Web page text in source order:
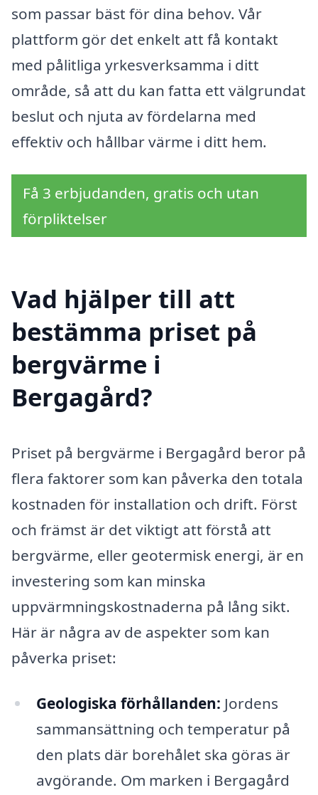
som passar bäst för dina behov. Vår
plattform gör det enkelt att få kontakt
med pålitliga yrkesverksamma i ditt
område, så att du kan fatta ett välgrundat
beslut och njuta av fördelarna med
effektiv och hållbar värme i ditt hem.
Få 3 erbjudanden, gratis och utan
förpliktelser
Vad hjälper till att
bestämma priset på
bergvärme i
Bergagård?
Priset på bergvärme i Bergagård beror på
flera faktorer som kan påverka den totala
kostnaden för installation och drift. Först
och främst är det viktigt att förstå att
bergvärme, eller geotermisk energi, är en
investering som kan minska
uppvärmningskostnaderna på lång sikt.
Här är några av de aspekter som kan
påverka priset:
Geologiska förhållanden: Jordens
sammansättning och temperatur på
den plats där borehålet ska göras är
avgörande. Om marken i Bergagård